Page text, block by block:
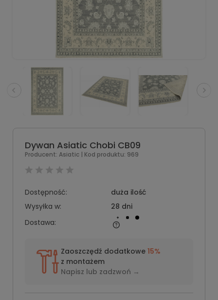
Dywan Asiatic Chobi CB09
Producent: Asiatic | Kod produktu: 969
Dostępność:
duża ilość
Wysyłka w:
28 dni
Dostawa:
Zaoszczędź dodatkowe 15%
z montażem
Napisz lub zadzwoń →